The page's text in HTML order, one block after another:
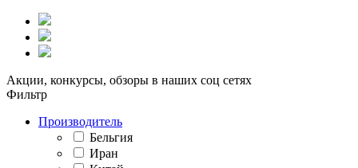
Акции, конкурсы, обзоры в наших соц сетях
Фильтр
Производитель
Бельгия
Иран